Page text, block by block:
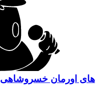
های اورمان خسروشاهی